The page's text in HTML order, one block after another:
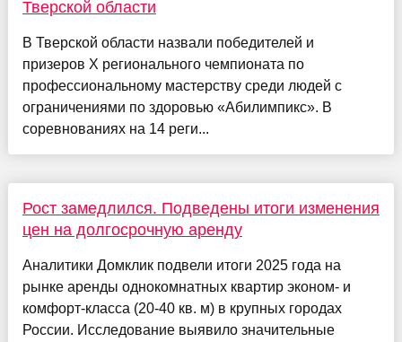
Тверской области
В Тверской области назвали победителей и
призеров Х регионального чемпионата по
профессиональному мастерству среди людей с
ограничениями по здоровью «Абилимпикс». В
соревнованиях на 14 реги...
Рост замедлился. Подведены итоги изменения
цен на долгосрочную аренду
Аналитики Домклик подвели итоги 2025 года на
рынке аренды однокомнатных квартир эконом- и
комфорт-класса (20-40 кв. м) в крупных городах
России. Исследование выявило значительные